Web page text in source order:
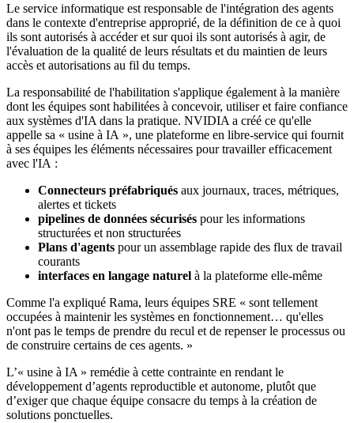
Le service informatique est responsable de l'intégration des agents
dans le contexte d'entreprise approprié, de la définition de ce à quoi
ils sont autorisés à accéder et sur quoi ils sont autorisés à agir, de
l'évaluation de la qualité de leurs résultats et du maintien de leurs
accès et autorisations au fil du temps.
La responsabilité de l'habilitation s'applique également à la manière
dont les équipes sont habilitées à concevoir, utiliser et faire confiance
aux systèmes d'IA dans la pratique. NVIDIA a créé ce qu'elle
appelle sa « usine à IA », une plateforme en libre-service qui fournit
à ses équipes les éléments nécessaires pour travailler efficacement
avec l'IA :
Connecteurs préfabriqués aux journaux, traces, métriques,
alertes et tickets
pipelines de données sécurisés pour les informations
structurées et non structurées
Plans d'agents pour un assemblage rapide des flux de travail
courants
interfaces en langage naturel à la plateforme elle-même
Comme l'a expliqué Rama, leurs équipes SRE « sont tellement
occupées à maintenir les systèmes en fonctionnement… qu'elles
n'ont pas le temps de prendre du recul et de repenser le processus ou
de construire certains de ces agents. »
L’« usine à IA » remédie à cette contrainte en rendant le
développement d’agents reproductible et autonome, plutôt que
d’exiger que chaque équipe consacre du temps à la création de
solutions ponctuelles.